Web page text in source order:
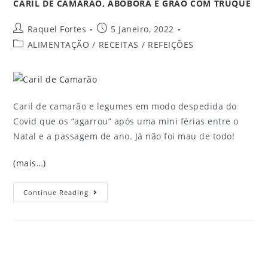
CARIL DE CAMARÃO, ABÓBORA E GRÃO COM TRUQUE
Raquel Fortes
5 Janeiro, 2022
ALIMENTAÇÃO / RECEITAS / REFEIÇÕES
Caril de camarão e legumes em modo despedida do
Covid que os “agarrou” após uma mini férias entre o
Natal e a passagem de ano. Já não foi mau de todo!
(mais…)
Continue Reading